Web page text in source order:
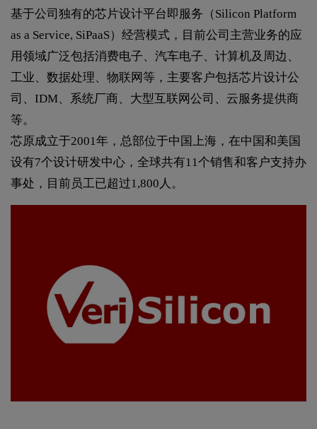
基于公司独有的芯片设计平台即服务（Silicon Platform
as a Service, SiPaaS）经营模式，目前公司主营业务的应
用领域广泛包括消费电子、汽车电子、计算机及周边、
工业、数据处理、物联网等，主要客户包括芯片设计公
司、IDM、系统厂商、大型互联网公司、云服务提供商
等。
芯原成立于2001年，总部位于中国上海，在中国和美国
设有7个设计研发中心，全球共有11个销售和客户支持办
事处，目前员工已超过1,800人。